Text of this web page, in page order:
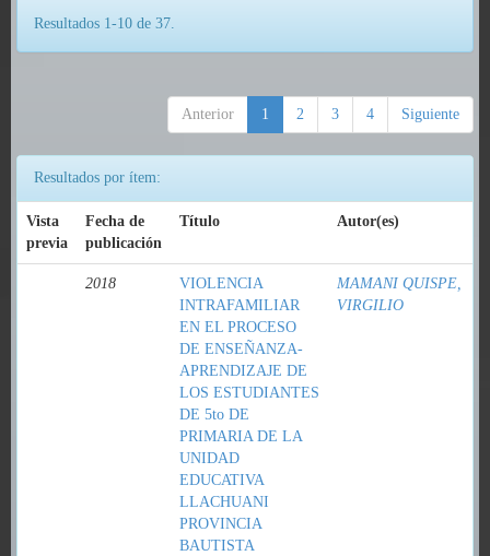
Resultados 1-10 de 37.
Anterior 1 2 3 4 Siguiente
Resultados por ítem:
Vista
previa
Fecha de
publicación
Título Autor(es)
2018
VIOLENCIA
INTRAFAMILIAR
EN EL PROCESO
DE ENSEÑANZA-
APRENDIZAJE DE
LOS ESTUDIANTES
DE 5to DE
PRIMARIA DE LA
UNIDAD
EDUCATIVA
LLACHUANI
PROVINCIA
BAUTISTA
MAMANI QUISPE,
VIRGILIO